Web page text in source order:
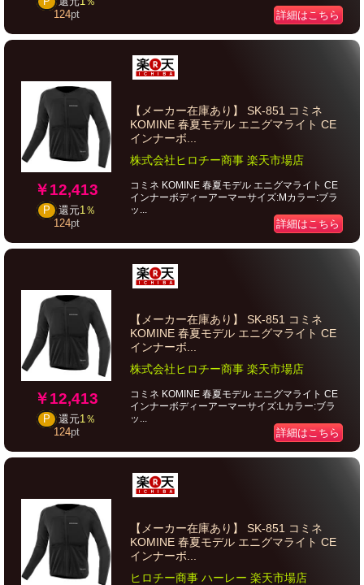
124pt 詳細はこちら
￥12,413
P 還元1％
124pt
【メーカー在庫あり】 SK-851 コミネ
KOMINE 春夏モデル エニグマライト CE
インナーボ...
株式会社ヒロチー商事 楽天市場店
コミネ KOMINE 春夏モデル エニグマライト CE
インナーボディーアーマーサイズ:Mカラー:ブラ
ッ...
詳細はこちら
￥12,413
P 還元1％
124pt
【メーカー在庫あり】 SK-851 コミネ
KOMINE 春夏モデル エニグマライト CE
インナーボ...
株式会社ヒロチー商事 楽天市場店
コミネ KOMINE 春夏モデル エニグマライト CE
インナーボディーアーマーサイズ:Lカラー:ブラ
ッ...
詳細はこちら
【メーカー在庫あり】 SK-851 コミネ
KOMINE 春夏モデル エニグマライト CE
インナーボ...
ヒロチー商事 ハーレー 楽天市場店